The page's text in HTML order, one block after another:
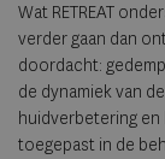
Wat RETREAT
verder gaan dan
doordacht:
de dynamiek van
huidverbetering
toegepast in de